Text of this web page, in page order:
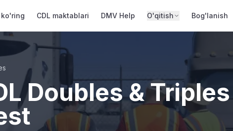
CDL maktablari DMV Help O'qitish Bog'lanish
Doubles & Triples